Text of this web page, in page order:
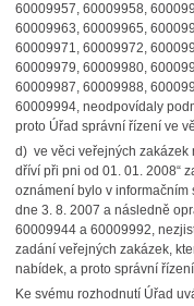
60009957, 60009958,
60009963, 60009965,
60009971, 60009972,
60009979, 60009980,
60009987, 60009988,
60009994, neodpovídaly
proto Úřad správní řízení ve
d) ve věci veřejných zakázek
dříví při pni od 01. 01. 2008“
oznámení bylo v
dne 3. 8. 2007 a následně
60009944 a 60009992,
zadání veřejných zakázek,
nabídek, a proto správní
Ke svému rozhodnutí Úřad